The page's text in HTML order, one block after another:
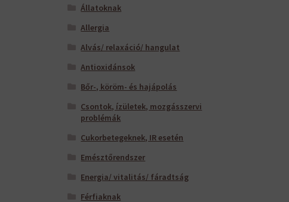
Állatoknak
Allergia
Alvás/ relaxáció/ hangulat
Antioxidánsok
Bőr-, köröm- és hajápolás
Csontok, ízületek, mozgásszervi
problémák
Cukorbetegeknek, IR esetén
Emésztőrendszer
Energia/ vitalitás/ fáradtság
Férfiaknak